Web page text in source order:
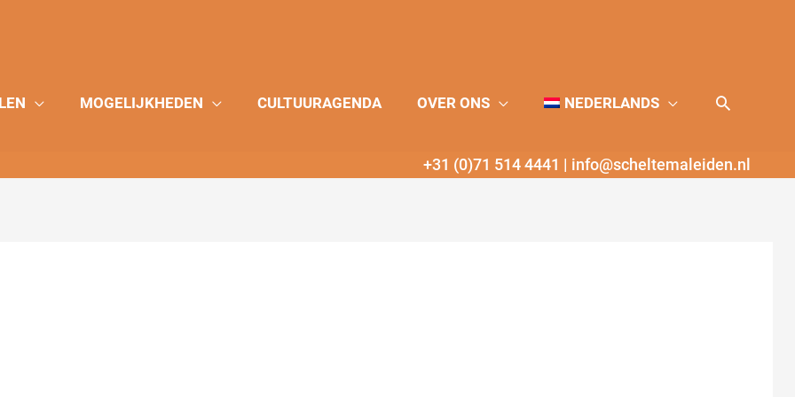
MOGELIJKHEDEN CULTUURAGENDA OVER ONS NEDERLANDS Zoeken
+31 (0)71 514 4441 | info@scheltemaleiden.nl